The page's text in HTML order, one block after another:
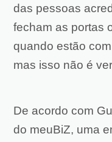
das pessoas
fecham as portas
quando estão
mas isso não é
De acordo com
do meuBiZ, uma